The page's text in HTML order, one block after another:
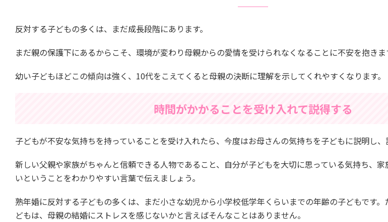
反対する子どもの多くは、まだ成長段階にあります。
まだ親の保護下にあるからこそ、環境が変わり母親からの愛情を受けられなくなることに不安を抱きま
幼い子どもほどこの傾向は強く、10代をこえてくると母親の決断に理解を示してくれやすくなります。
時間がかかることを受け入れて説得する
子どもが不安な気持ちを持っていることを受け入れたら、今度はお母さんの気持ちを子どもに説明し、
新しい父親や家族がちゃんと信頼できる人物であること、自分が子どもを大切に思っている気持ち、
いということをわかりやすい言葉で伝えましょう。
熟年婚に反対する子どもの多くは、まだ小さな幼児から小学校低学年くらいまでの年齢の子どもです
どもは、母親の結婚にストレスを感じないかと言えばそんなことはありません。